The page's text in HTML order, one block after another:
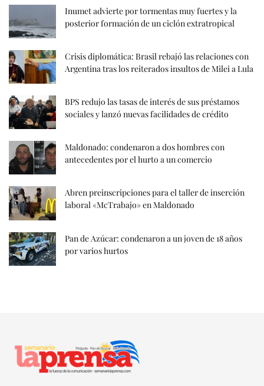
Inumet advierte por tormentas muy fuertes y la
posterior formación de un ciclón extratropical
Crisis diplomática: Brasil rebajó las relaciones con
Argentina tras los reiterados insultos de Milei a Lula
BPS redujo las tasas de interés de sus préstamos
sociales y lanzó nuevas facilidades de crédito
Maldonado: condenaron a dos hombres con
antecedentes por el hurto a un comercio
Abren preinscripciones para el taller de inserción
laboral «McTrabajo» en Maldonado
Pan de Azúcar: condenaron a un joven de 18 años
por varios hurtos